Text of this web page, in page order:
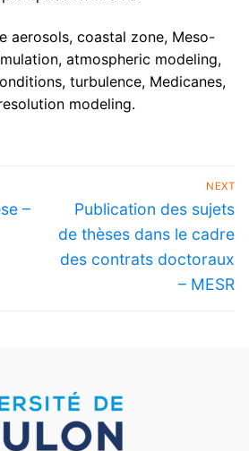
aerosols, coastal zone, Meso-
atmospheric modeling,
turbulence, Medicanes,
modeling.
–
NEXT
Publication des sujets
de thèses dans le cadre
des contrats doctoraux
– MESR